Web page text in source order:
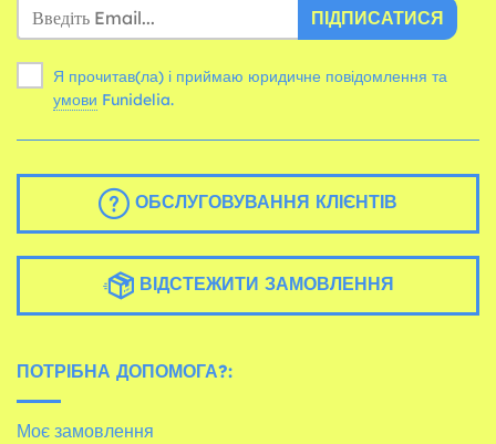
ПІДПИСАТИСЯ
Я прочитав(ла) і приймаю юридичне повідомлення та
умови Funidelia.
ОБСЛУГОВУВАННЯ КЛІЄНТІВ
ВІДСТЕЖИТИ ЗАМОВЛЕННЯ
ПОТРІБНА ДОПОМОГА?:
Моє замовлення